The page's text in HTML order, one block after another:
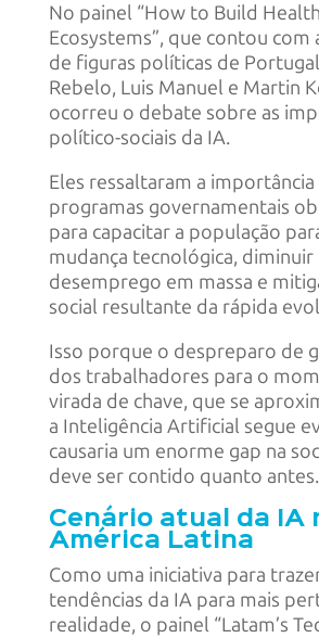
No painel “How to Build
Ecosystems”, que contou com
de figuras políticas de
Rebelo, Luis Manuel e Martin
ocorreu o debate sobre as
político-sociais da IA.
Eles ressaltaram a importância
programas governamentais
para capacitar a população
mudança tecnológica, diminuir
desemprego em massa e
social resultante da rápida
Isso porque o despreparo de
dos trabalhadores para o
virada de chave, que se
a Inteligência Artificial segue
causaria um enorme gap na
deve ser contido quanto antes.
Cenário atual da IA
América Latina
Como uma iniciativa para
tendências da IA para mais
realidade, o painel “Latam’s